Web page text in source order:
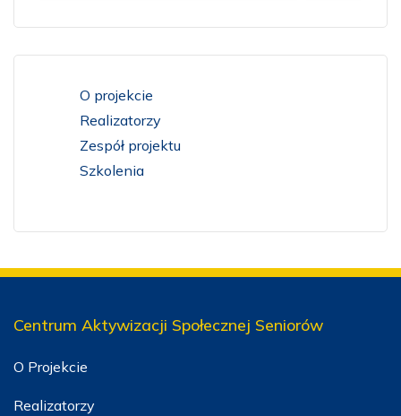
O projekcie
Realizatorzy
Zespół projektu
Szkolenia
Centrum Aktywizacji Społecznej Seniorów
O Projekcie
Realizatorzy